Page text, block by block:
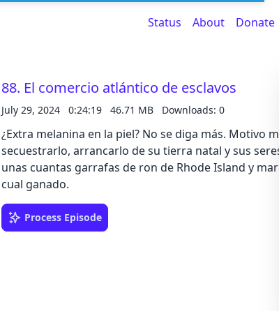
here
Cancel Save
Status About Donate
88. El comercio atlántico de esclavos
July 29, 2024 0:24:19 46.71 MB Downloads: 0
¿Extra melanina en la piel? No se diga más. Motivo
secuestrarlo, arrancarlo de su tierra natal y sus
unas cuantas garrafas de ron de Rhode Island y
cual ganado.
Process Episode